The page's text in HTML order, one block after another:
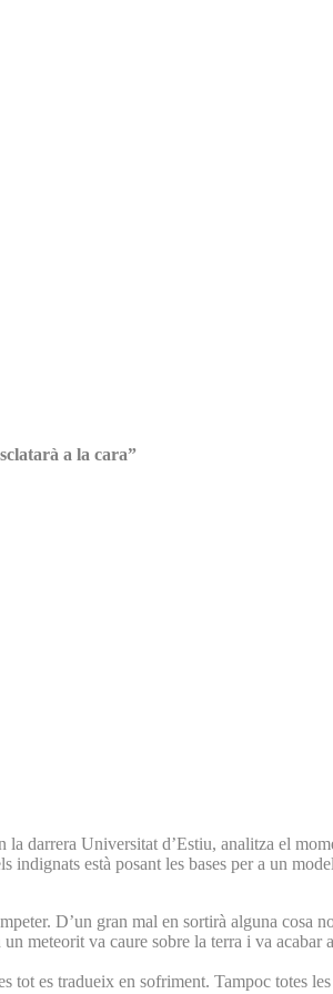
a la cara”
darrera Universitat d’Estiu, analitza el
indignats està posant les bases per a un
D’un gran mal en sortirà alguna
meteorit va caure sobre la terra i va
es tradueix en sofriment. Tampoc totes